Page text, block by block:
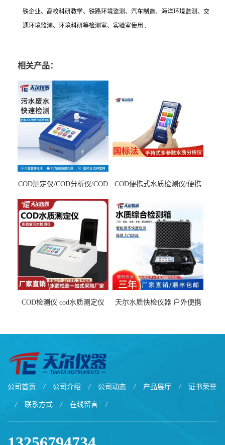
铁企业、高校科研教学、铁路环境监测、汽车制造、海洋环境监测、交
通环境监测、环境科研等检测室、实验室使用 .
相关产品：
COD测定仪/COD分析仪/COD
COD便携式水质检测仪/便携
COD检测仪 cod水质测定仪
天尔水质快检仪器 户外便携
公司首页 / 公司介绍 / 公司动态 / 产品展厅 / 证书荣誉
/ 联系方式 / 在线留言 /